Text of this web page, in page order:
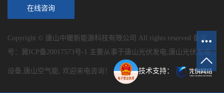
在线咨询
Copyright © 唐山中暖新能源科技有限公司 All rights reserved 备案
号： 冀ICP备20017573号-1 主要从事于唐山光伏发电, 唐山光伏发电
设备, 唐山空气能, 欢迎来电咨询！ 技术支持：